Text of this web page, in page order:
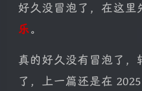
好久没冒泡了，在这里
乐。
真的好久没有冒泡了，
了，上一篇还是在 2025